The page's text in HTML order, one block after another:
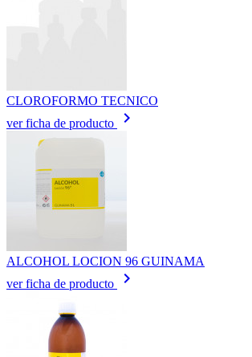
CLOROFORMO TECNICO
ver ficha de producto
keyboard_arrow_right
ALCOHOL LOCION 96 GUINAMA
ver ficha de producto
keyboard_arrow_right